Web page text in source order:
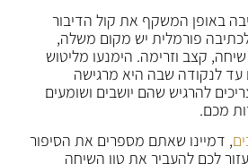
באופן המשקף את קול הדיבור
פורמלית יש מקום משלה,
קצב וזרימה. הימנעו מליטוש
לנקודה שבה היא מרגישה
להרגיש שהם יושבים ושומעים
מכם.
, דמיינו שאתם מספרים את הסיפור
לכם להעביר את טון השיחה